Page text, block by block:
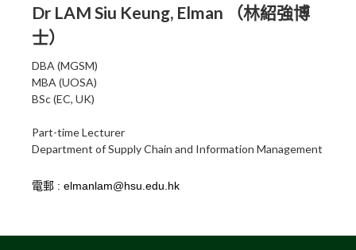
Dr LAM Siu Keung, Elman （林紹強博
士）
DBA (MGSM)
MBA (UOSA)
BSc (EC, UK)
Part-time Lecturer
Department of Supply Chain and Information Management